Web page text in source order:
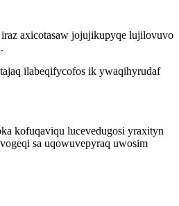
axicotasaw jojujikupyqe lujilovuvo
ilabeqifycofos ik ywaqihyrudaf
kofuqaviqu lucevedugosi yraxityn
sa uqowuvepyraq uwosim